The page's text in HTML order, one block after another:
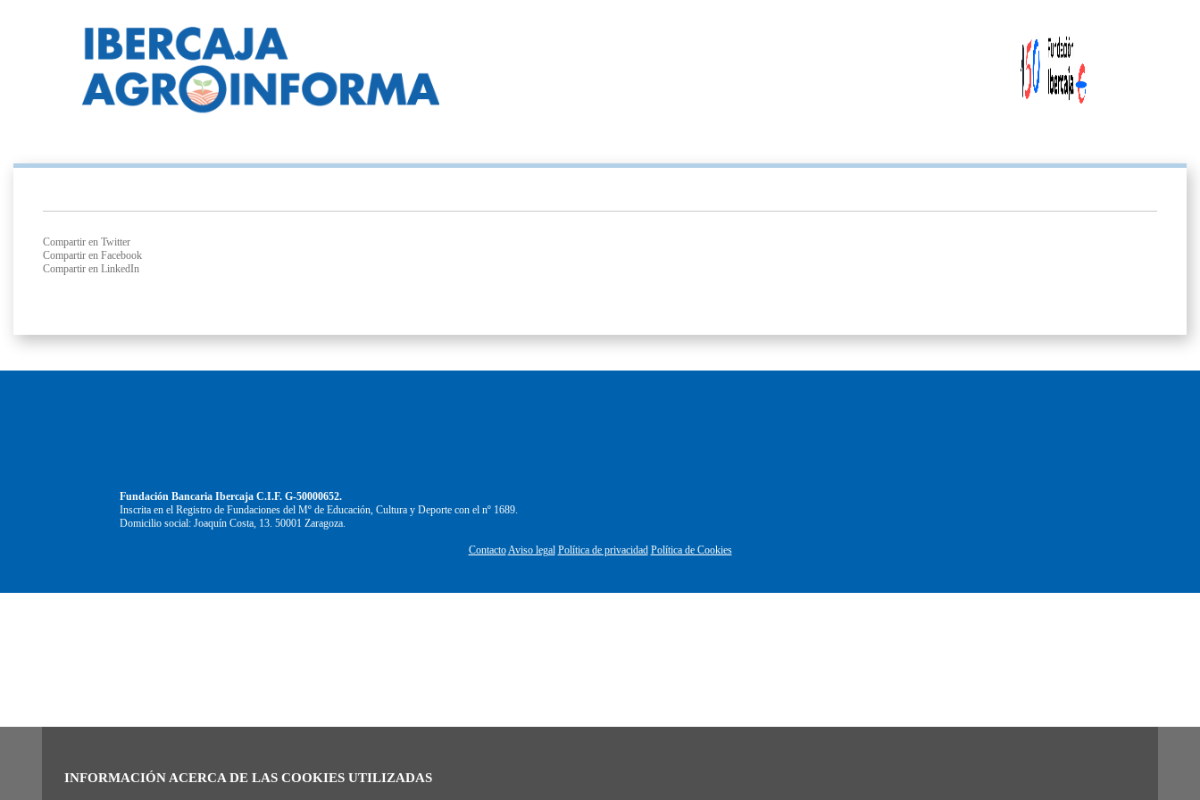
INFORMACIÓN ACERCA DE LAS COOKIES UTILIZADAS
Compartir en Twitter
Compartir en Facebook
Compartir en LinkedIn
Fundación Bancaria Ibercaja C.I.F. G-50000652.
Inscrita en el Registro de Fundaciones del Mº de Educación, Cultura y Deporte con el nº 1689.
Domicilio social: Joaquín Costa, 13. 50001 Zaragoza.
ContactoAviso legal Política de privacidad Política de Cookies